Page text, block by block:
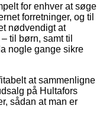
for enhver at søge
forretninger, og til
nødvendigt at
til børn, samt til
nogle gange sikre
at sammenligne
på Hultafors
sådan at man er